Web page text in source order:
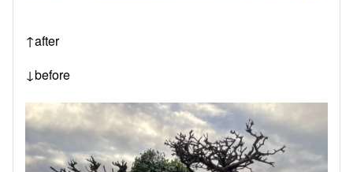
↑after
↓before